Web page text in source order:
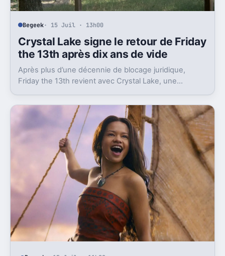
Begeek· 15 Juil · 13h00
Crystal Lake signe le retour de Friday
the 13th après dix ans de vide
Après plus d’une décennie de blocage juridique,
Friday the 13th revient avec Crystal Lake, une
décor.